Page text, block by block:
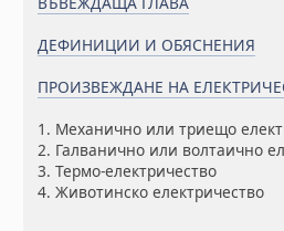
ДЕФИНИЦИИ И ОБЯСНЕНИЯ
ПРОИЗВЕЖДАНЕ НА
1. Механично или триещо
2. Галванично или волтаично
3. Термо-електричество
4. Животинско електричество